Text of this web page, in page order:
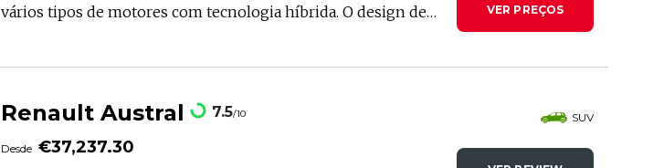
vários tipos de motores com tecnologia híbrida. O design de
VER PREÇOS
Renault Austral 7.5/10 SUV
Desde €37,237.30